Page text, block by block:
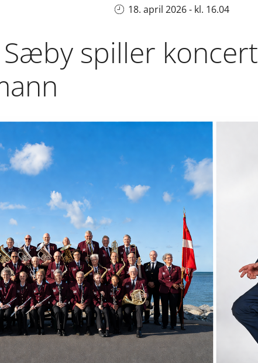
18. april 2026 - kl. 16.04
spiller